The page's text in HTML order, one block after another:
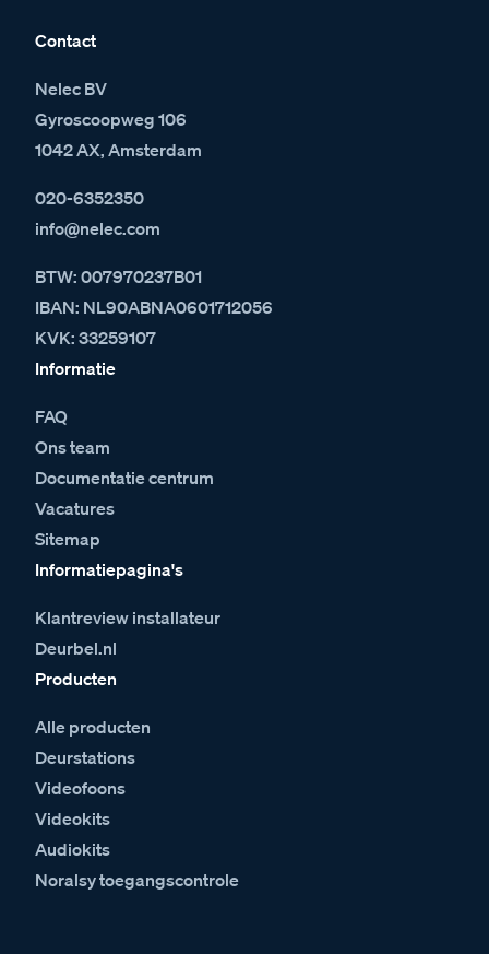
Contact
Nelec BV
Gyroscoopweg 106
1042 AX, Amsterdam
020-6352350
info@nelec.com
BTW: 007970237B01
IBAN: NL90ABNA0601712056
KVK: 33259107
Informatie
FAQ
Ons team
Documentatie centrum
Vacatures
Sitemap
Informatiepagina's
Klantreview installateur
Deurbel.nl
Producten
Alle producten
Deurstations
Videofoons
Videokits
Audiokits
Noralsy toegangscontrole